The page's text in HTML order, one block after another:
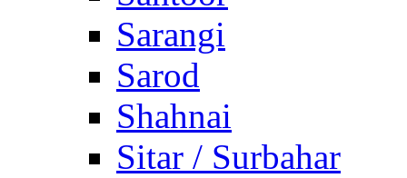
Sarangi
Sarod
Shahnai
Sitar / Surbahar